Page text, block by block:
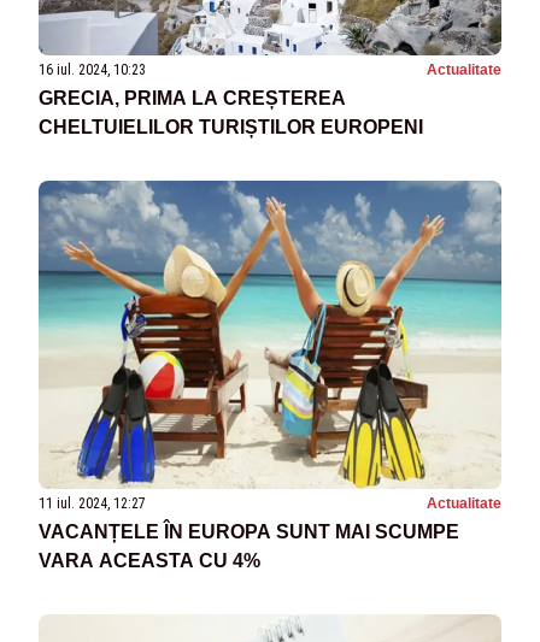
16 iul. 2024, 10:23 Actualitate
GRECIA, PRIMA LA CREȘTEREA
CHELTUIELILOR TURIȘTILOR EUROPENI
11 iul. 2024, 12:27 Actualitate
VACANȚELE ÎN EUROPA SUNT MAI SCUMPE
VARA ACEASTA CU 4%